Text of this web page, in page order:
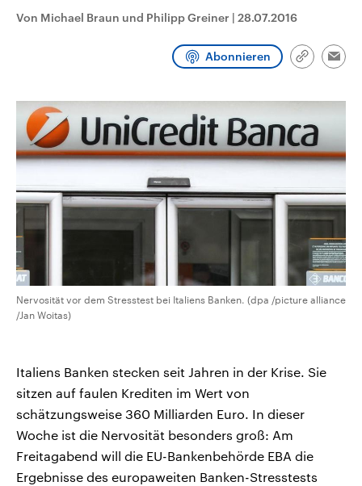
Von Michael Braun und Philipp Greiner | 28.07.2016
Abonnieren
Link
Nervosität vor dem Stresstest bei Italiens Banken. (dpa /picture alliance
/Jan Woitas)
Italiens Banken stecken seit Jahren in der Krise. Sie
sitzen auf faulen Krediten im Wert von
schätzungsweise 360 Milliarden Euro. In dieser
Woche ist die Nervosität besonders groß: Am
Freitagabend will die EU-Bankenbehörde EBA die
Ergebnisse des europaweiten Banken-Stresstests